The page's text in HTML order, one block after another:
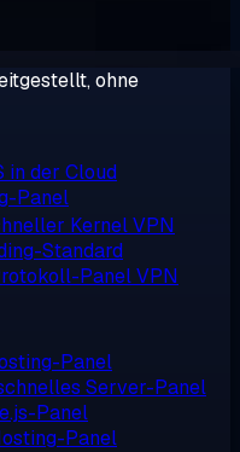
ohne
in der Cloud
Panel
Kernel VPN
Standard
Panel VPN
Panel
Server-Panel
Panel
Panel